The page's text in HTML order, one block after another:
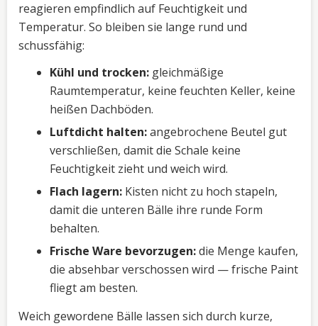
reagieren empfindlich auf Feuchtigkeit und
Temperatur. So bleiben sie lange rund und
schussfähig:
Kühl und trocken: gleichmäßige
Raumtemperatur, keine feuchten Keller, keine
heißen Dachböden.
Luftdicht halten:angebrochene Beutel gut
verschließen, damit die Schale keine
Feuchtigkeit zieht und weich wird.
Flach lagern: Kisten nicht zu hoch stapeln,
damit die unteren Bälle ihre runde Form
behalten.
Frische Ware bevorzugen:die Menge kaufen,
die absehbar verschossen wird — frische Paint
fliegt am besten.
Weich gewordene Bälle lassen sich durch kurze,